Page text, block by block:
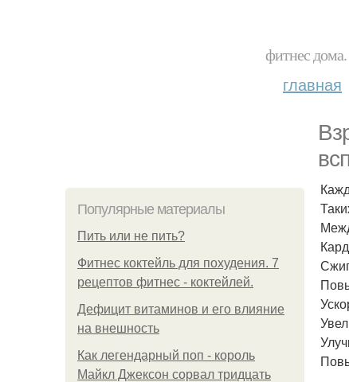
фитнес
главная
Популярные материалы
Пить или не пить?
Фитнес коктейль для похудения. 7
рецептов фитнес - коктейлей.
Дефицит витаминов и его влияние
на внешность
Как легендарный поп - король
Майкл Джексон сорвал тридцать